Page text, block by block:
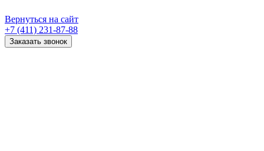
Вернуться на сайт
+7 (411) 231-87-88
Заказать звонок